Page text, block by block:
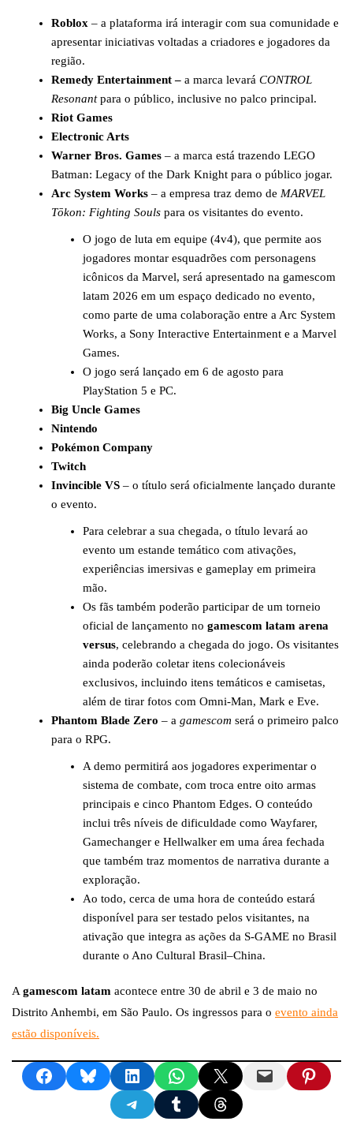
Roblox – a plataforma irá interagir com sua comunidade e
apresentar iniciativas voltadas a criadores e jogadores da
região.
Remedy Entertainment – a marca levará CONTROL
Resonantpara o público, inclusive no palco principal.
Riot Games
Electronic Arts
Warner Bros. Games – a marca está trazendo LEGO
Batman: Legacy of the Dark Knight para o público jogar.
Arc System Works – a empresa traz demo de MARVEL
Tōkon: Fighting Souls para os visitantes do evento.
O jogo de luta em equipe (4v4), que permite aos
jogadores montar esquadrões com personagens
icônicos da Marvel, será apresentado na gamescom
latam 2026 em um espaço dedicado no evento,
como parte de uma colaboração entre a Arc System
Works, a Sony Interactive Entertainment e a Marvel
Games.
O jogo será lançado em 6 de agosto para
PlayStation 5 e PC.
Big Uncle Games
Nintendo
Pokémon Company
Twitch
Invincible VS – o título será oficialmente lançado durante
o evento.
Para celebrar a sua chegada, o título levará ao
evento um estande temático com ativações,
experiências imersivas e gameplay em primeira
mão.
Os fãs também poderão participar de um torneio
oficial de lançamento no gamescom latam arena
versus, celebrando a chegada do jogo. Os visitantes
ainda poderão coletar itens colecionáveis
exclusivos, incluindo itens temáticos e camisetas,
além de tirar fotos com Omni-Man, Mark e Eve.
Phantom Blade Zero – a gamescom será o primeiro palco
para o RPG.
A demo permitirá aos jogadores experimentar o
sistema de combate, com troca entre oito armas
principais e cinco Phantom Edges. O conteúdo
inclui três níveis de dificuldade como Wayfarer,
Gamechanger e Hellwalker em uma área fechada
que também traz momentos de narrativa durante a
exploração.
Ao todo, cerca de uma hora de conteúdo estará
disponível para ser testado pelos visitantes, na
ativação que integra as ações da S-GAME no Brasil
durante o Ano Cultural Brasil–China.
A gamescom latam acontece entre 30 de abril e 3 de maio no
Distrito Anhembi, em São Paulo. Os ingressos para o evento ainda
estão disponíveis.
Share on FacebookShare on BlueskyShare on LinkedInShare on WhatsApp
Share on X Email this Page Share on
Share on TelegramShare on TumblrShare on Threads